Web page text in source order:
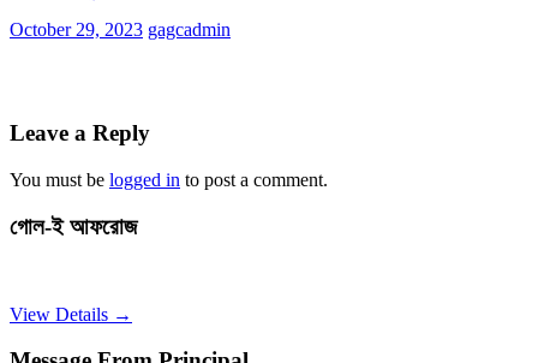
October 29, 2023 gagcadmin
Leave a Reply
You must be logged in to post a comment.
গোল-ই আফরোজ
View Details →